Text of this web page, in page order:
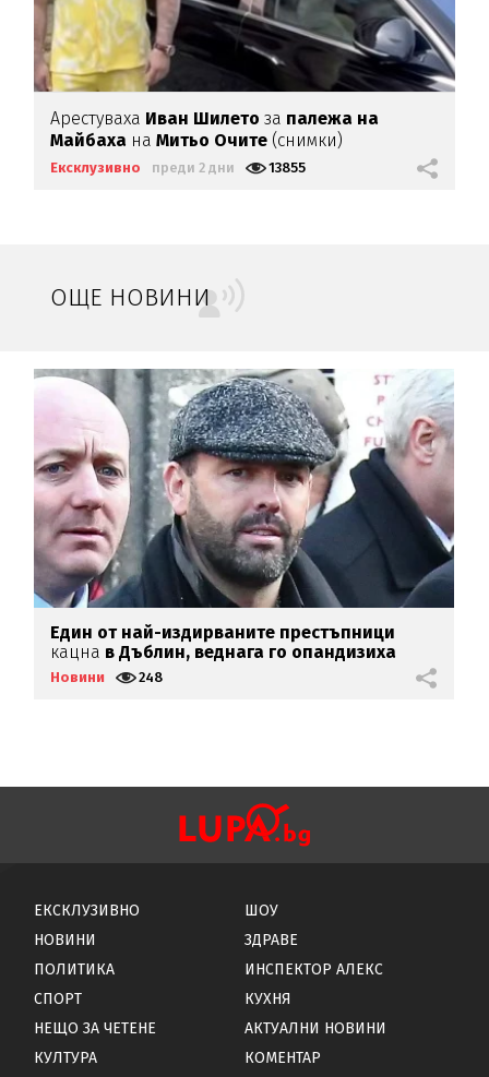
Арестуваха Иван Шилетоза палежа на
Майбаха наМитьо Очите (снимки)
Ексклузивно преди 2 дни 13855
ОЩЕ НОВИНИ
Един от най-издирваните престъпници
кацна в Дъблин, веднага го опандизиха
Новини 248
ЕКСКЛУЗИВНО
НОВИНИ
ПОЛИТИКА
СПОРТ
НЕЩО ЗА ЧЕТЕНЕ
КУЛТУРА
ШОУ
ЗДРАВЕ
ИНСПЕКТОР АЛЕКС
КУХНЯ
АКТУАЛНИ НОВИНИ
КОМЕНТАР